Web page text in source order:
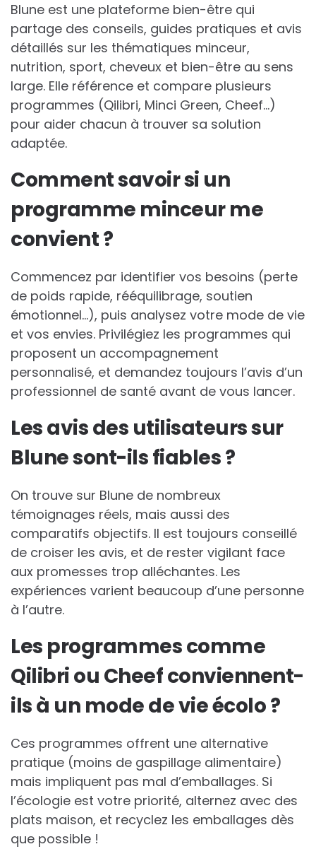
Blune est une plateforme bien-être qui
partage des conseils, guides pratiques et avis
détaillés sur les thématiques minceur,
nutrition, sport, cheveux et bien-être au sens
large. Elle référence et compare plusieurs
programmes (Qilibri, Minci Green, Cheef…)
pour aider chacun à trouver sa solution
adaptée.
Comment savoir si un
programme minceur me
convient ?
Commencez par identifier vos besoins (perte
de poids rapide, rééquilibrage, soutien
émotionnel…), puis analysez votre mode de vie
et vos envies. Privilégiez les programmes qui
proposent un accompagnement
personnalisé, et demandez toujours l’avis d’un
professionnel de santé avant de vous lancer.
Les avis des utilisateurs sur
Blune sont-ils fiables ?
On trouve sur Blune de nombreux
témoignages réels, mais aussi des
comparatifs objectifs. Il est toujours conseillé
de croiser les avis, et de rester vigilant face
aux promesses trop alléchantes. Les
expériences varient beaucoup d’une personne
à l’autre.
Les programmes comme
Qilibri ou Cheef conviennent-
ils à un mode de vie écolo ?
Ces programmes offrent une alternative
pratique (moins de gaspillage alimentaire)
mais impliquent pas mal d’emballages. Si
l’écologie est votre priorité, alternez avec des
plats maison, et recyclez les emballages dès
que possible !